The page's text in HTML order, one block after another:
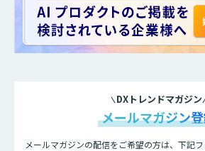
DXトレンドマガジン
メールマガジン
メールマガジンの配信をご希望の方は、下記